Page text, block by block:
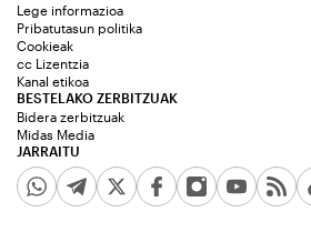
JARRAITU
Lege informazioa
Pribatutasun politika
Cookieak
cc Lizentzia
Kanal etikoa
BESTELAKO ZERBITZUAK
Bidera zerbitzuak
Midas Media